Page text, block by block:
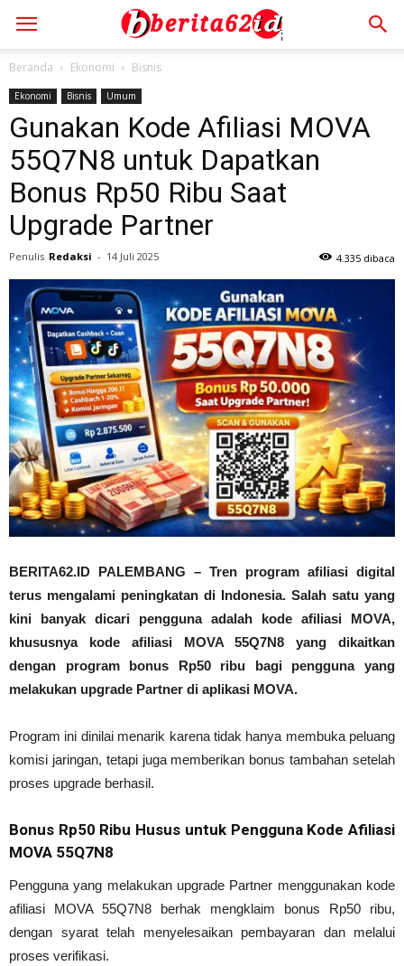
Beranda Ekonomi Bisnis
Ekonomi Bisnis Umum
Gunakan Kode Afiliasi MOVA
55Q7N8 untuk Dapatkan
Bonus Rp50 Ribu Saat
Upgrade Partner
Penulis Redaksi - 14 Juli 2025 4.335 dibaca
BERITA62.ID PALEMBANG – Tren program afiliasi digital
terus mengalami peningkatan di Indonesia. Salah satu yang
kini banyak dicari pengguna adalah kode afiliasi MOVA,
khususnya kode afiliasi MOVA 55Q7N8 yang dikaitkan
dengan program bonus Rp50 ribu bagi pengguna yang
melakukan upgrade Partner di aplikasi MOVA.
Program ini dinilai menarik karena tidak hanya membuka peluang
komisi jaringan, tetapi juga memberikan bonus tambahan setelah
proses upgrade berhasil.
Bonus Rp50 Ribu Husus untuk Pengguna Kode Afiliasi
MOVA 55Q7N8
Pengguna yang melakukan upgrade Partner menggunakan kode
afiliasi MOVA 55Q7N8 berhak mengklaim bonus Rp50 ribu,
dengan syarat telah menyelesaikan pembayaran dan melalui
proses verifikasi.